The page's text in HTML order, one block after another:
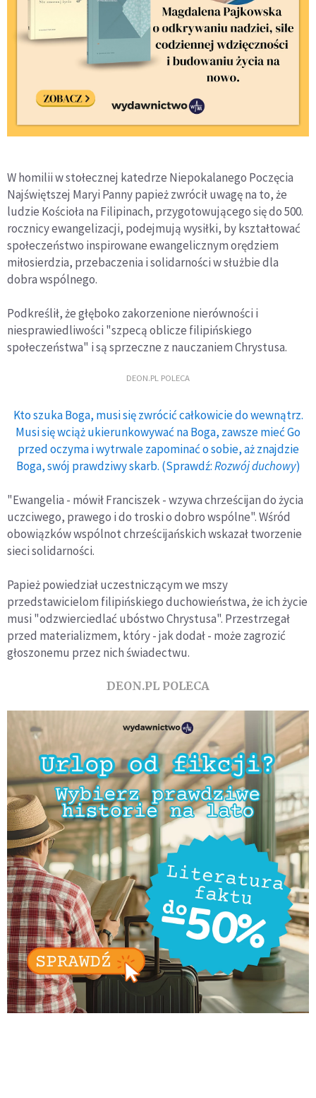
W homilii w stołecznej katedrze Niepokalanego Poczęcia
Najświętszej Maryi Panny papież zwrócił uwagę na to, że
ludzie Kościoła na Filipinach, przygotowującego się do 500.
rocznicy ewangelizacji, podejmują wysiłki, by kształtować
społeczeństwo inspirowane ewangelicznym orędziem
miłosierdzia, przebaczenia i solidarności w służbie dla
dobra wspólnego.
Podkreślił, że głęboko zakorzenione nierówności i
niesprawiedliwości "szpecą oblicze filipińskiego
społeczeństwa" i są sprzeczne z nauczaniem Chrystusa.
DEON.PL POLECA
Kto szuka Boga, musi się zwrócić całkowicie do wewnątrz.
Musi się wciąż ukierunkowywać na Boga, zawsze mieć Go
przed oczyma i wytrwale zapominać o sobie, aż znajdzie
Boga, swój prawdziwy skarb. (Sprawdź:Rozwój duchowy)
"Ewangelia - mówił Franciszek - wzywa chrześcijan do życia
uczciwego, prawego i do troski o dobro wspólne". Wśród
obowiązków wspólnot chrześcijańskich wskazał tworzenie
sieci solidarności.
Papież powiedział uczestniczącym we mszy
przedstawicielom filipińskiego duchowieństwa, że ich życie
musi "odzwierciedlać ubóstwo Chrystusa". Przestrzegał
przed materializmem, który - jak dodał - może zagrozić
głoszonemu przez nich świadectwu.
DEON.PL POLECA